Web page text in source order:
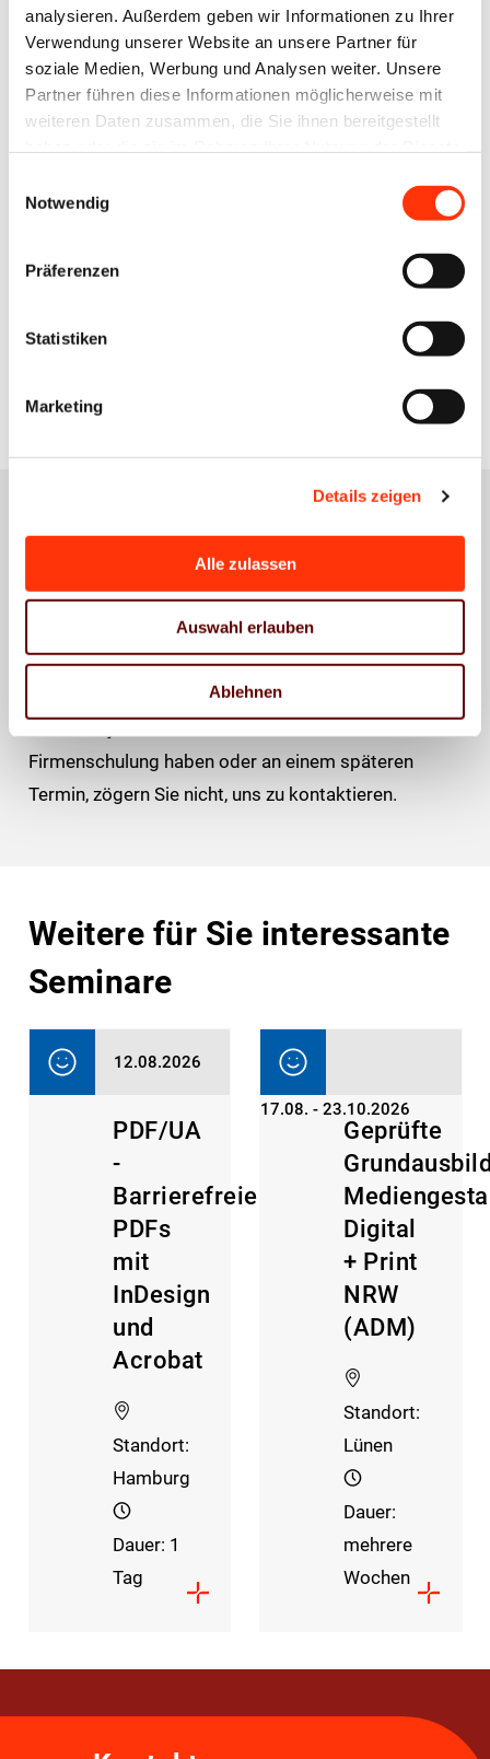
analysieren. Außerdem geben wir Informationen zu Ihrer
Verwendung unserer Website an unsere Partner für
soziale Medien, Werbung und Analysen weiter. Unsere
Partner führen diese Informationen möglicherweise mit
weiteren Daten zusammen, die Sie ihnen bereitgestellt
Notwendig
Präferenzen
Statistiken
Marketing
Details zeigen
Alle zulassen
Auswahl erlauben
Ablehnen
Nichtmitglieder EUR 1.250,00
Diese Leistung ist aufgrund §4, Nr. 22 UStG von der
Umsatzsteuer befreit.
Interessiert an einer Mitgliedschaft?
Mitgliedschaft.
Mitglied werden
Seminar buchen
Vielen Dank für Ihr Interesse.
buchbar.
Firmenschulung haben oder an einem späteren
Termin, zögern Sie nicht, uns zu kontaktieren.
Weitere für Sie interessante
Seminare
12.08.2026
PDF/UA
-
Barrierefreie
PDFs
mit
InDesign
und
Acrobat
Standort:
Hamburg
Dauer: 1
Tag
17.08. - 23.10.2026
Geprüfte
Digital
+ Print
NRW
(ADM)
Standort:
Lünen
Dauer:
mehrere
Wochen